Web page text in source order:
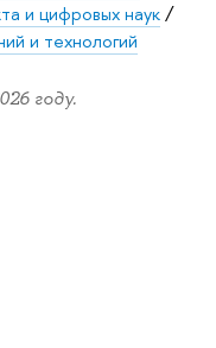
и цифровых наук/
и технологий
году.